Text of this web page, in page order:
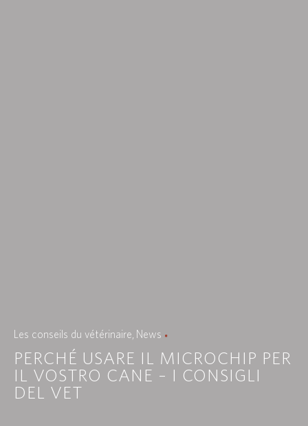
Les conseils du vétérinaire News
PERCHÉ USARE IL MICROCHIP PER
IL VOSTRO CANE – I CONSIGLI
DEL VET